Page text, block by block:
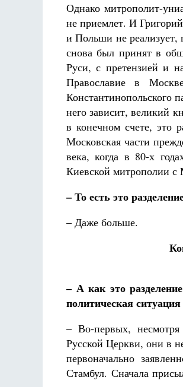
Однако митрополит-
не приемлет. И
и Польши не реализует,
снова был принят в
Руси, с претензией и
Православие в
Константинопольского
него зависит, великий
в конечном счете, это
Московская части
века, когда в 80-х
Киевской митрополии с
– То есть это
– Даже больше.
– А как это
политическая
– Во-первых, несмотря
Русской Церкви, они в
первоначально
Стамбул. Сначала